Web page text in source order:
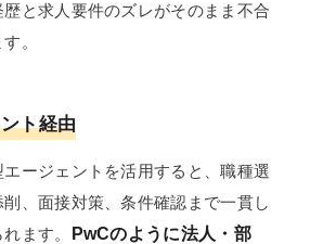
と求人要件のズレがそのまま不合
。
ト経由
エージェントを活用すると、職種選
、面接対策、条件確認まで一貫し
ます。
PwCのように法人・部